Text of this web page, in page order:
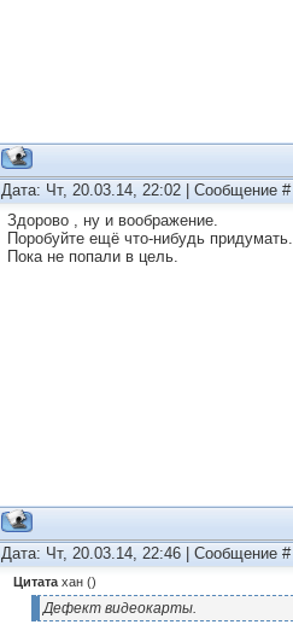
Дата: Чт, 20.03.14, 22:02 | Сообщение #
Здорово , ну и воображение.
Поробуйте ещё что-нибудь придумать.
Пока не попали в цель.
Дата: Чт, 20.03.14, 22:46 | Сообщение #
Цитата хан ()
Дефект видеокарты.